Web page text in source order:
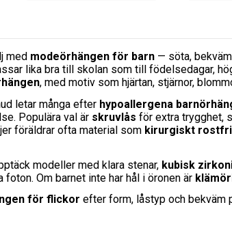
med modeörhängen för barn — söta,
lika bra till skolan som till födelsedagar,
, med motiv som hjärtan, stjärnor,
letar många efter hypoallergena
Populära val är skruvlås för extra trygghet,
föräldrar ofta material som kirurgiskt
modeller med klara stenar, kubisk
Om barnet inte har hål i öronen är
för flickor efter form, låstyp och bekväm